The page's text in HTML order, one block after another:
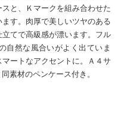
と、Ｋマークを組み合わせた
す。肉厚で美しいツヤのある
てで高級感が漂います。フル
自然な風合いがよく出ていま
ートなアクセントに。Ａ４サ
素材のペンケース付き。